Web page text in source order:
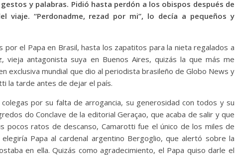
y palabras. Pidió hasta perdón a los obispos después de
viaje. “Perdonadme, rezad por mi”, lo decía a pequeños y
el Papa en Brasil, hasta los zapatitos para la nieta regalados a
vieja antagonista suya en Buenos Aires, quizás la que más me
exclusiva mundial que dio al periodista brasileño de Globo News y
la tarde antes de dejar el país.
por su falta de arrogancia, su generosidad con todos y su
do Conclave de la editorial Geraçao, que acaba de salir y que
pocos ratos de descanso, Camarotti fue el único de los miles de
Papa al cardenal argentino Bergoglio, que alertó sobre la
en ella. Quizás como agradecimiento, el Papa quiso darle el